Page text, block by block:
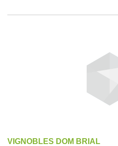
VIGNOBLES DOM BRIAL